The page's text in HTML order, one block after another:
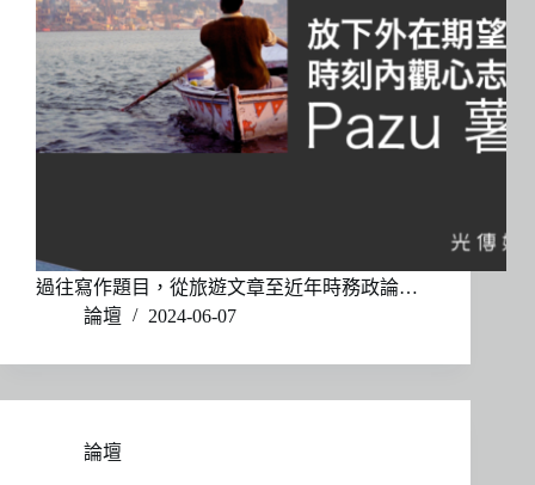
過往寫作題目，從旅遊文章至近年時務政論…
論壇
2024-06-07
論壇